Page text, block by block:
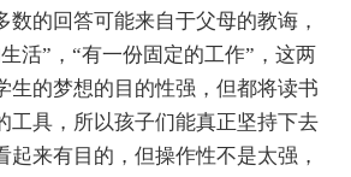
数的回答可能来自于父母的教诲，
活”，“有一份固定的工作”，这两
生的梦想的目的性强，但都将读书
工具，所以孩子们能真正坚持下去
起来有目的，但操作性不是太强，